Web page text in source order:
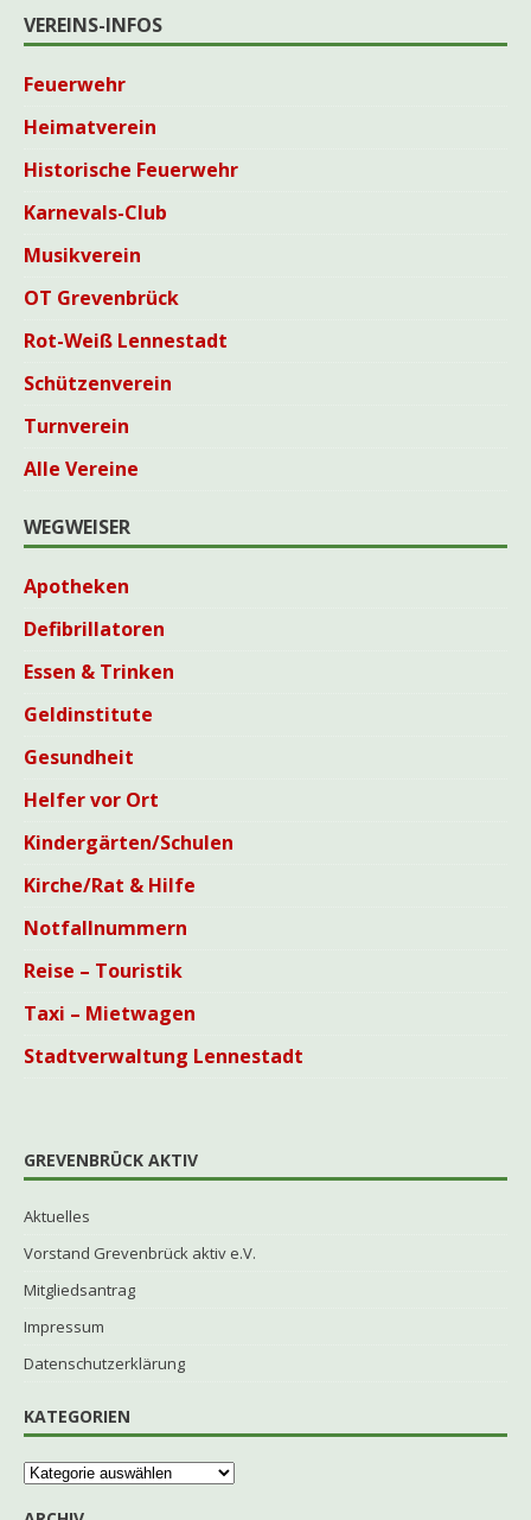
VEREINS-INFOS
Feuerwehr
Heimatverein
Historische Feuerwehr
Karnevals-Club
Musikverein
OT Grevenbrück
Rot-Weiß Lennestadt
Schützenverein
Turnverein
Alle Vereine
WEGWEISER
Apotheken
Defibrillatoren
Essen & Trinken
Geldinstitute
Gesundheit
Helfer vor Ort
Kindergärten/Schulen
Kirche/Rat & Hilfe
Notfallnummern
Reise – Touristik
Taxi – Mietwagen
Stadtverwaltung Lennestadt
GREVENBRÜCK AKTIV
Aktuelles
Vorstand Grevenbrück aktiv e.V.
Mitgliedsantrag
Impressum
Datenschutzerklärung
KATEGORIEN